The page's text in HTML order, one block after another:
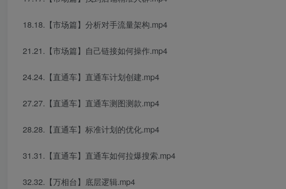
18.18.【市场篇】分析对手流量架构.mp4
21.21.【市场篇】自己链接如何操作.mp4
24.24.【直通车】直通车计划创建.mp4
27.27.【直通车】直通车测图测款.mp4
28.28.【直通车】标准计划的优化.mp4
31.31.【直通车】直通车如何拉爆搜索.mp4
32.32.【万相台】底层逻辑.mp4